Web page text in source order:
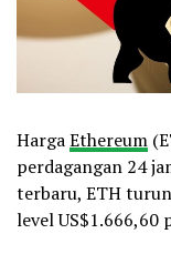
HargaEthereum
perdagangan 24
terbaru, ETH
level US$1.666,60